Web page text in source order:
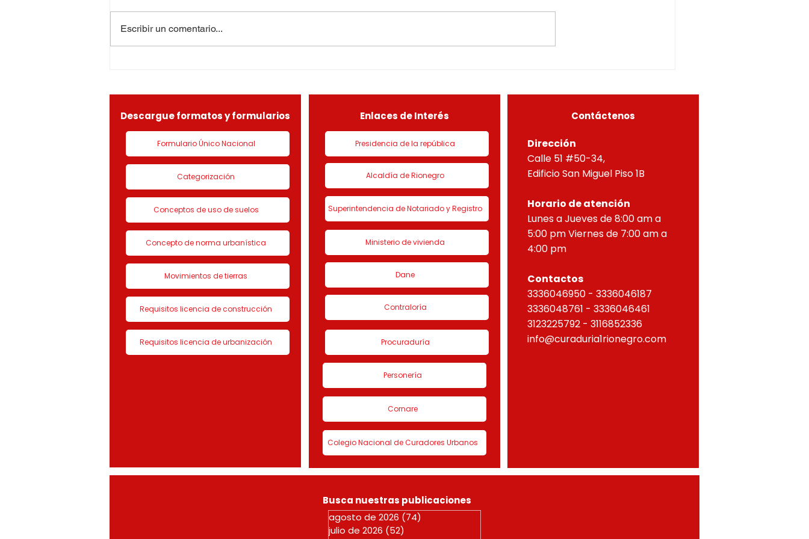
del 27 de mayo de 2026, se
ordenó “Negar a la sociedad
ESPIRAL BAJO CERO S.A.S,
LICENCIA DE CON
CONSTRUCTIVO POR ETAPAS
de urbanización 1 denominado
DEMOLICION TOTAL Y OBRA
HORIZONTAL, correspondien
Escribir un comentario...
Descargue formatos y formularios
Formulario Único Nacional
Categorización
Conceptos de uso de suelos
Concepto de norma urbanística
Movimientos de tierras
Requisitos licencia de construcción
Requisitos licencia de urbanización
Enlaces de Interés
Presidencia de la república
Alcaldía de Rionegro
Superintendencia de Notariado y Registro
Ministerio de vivienda
Dane
Contraloría
Procuraduría
Personería
Cornare
Colegio Nacional de Curadores Urbanos
Contáctenos
Dirección
Calle 51 #50-34,
Edificio San Miguel Piso 1B
Horario de atención
Lunes a Jueves de 8:00 am a
5:00 pm Viernes de 7:00 am a
4:00 pm
Contactos
3336046950 - 3336046187
3336048761 - 3336046461
3123225792 - 3116852336
info@curaduria1rionegro.com
Busca nuestras publicaciones
agosto de 2026 (74)
julio de 2026 (52)